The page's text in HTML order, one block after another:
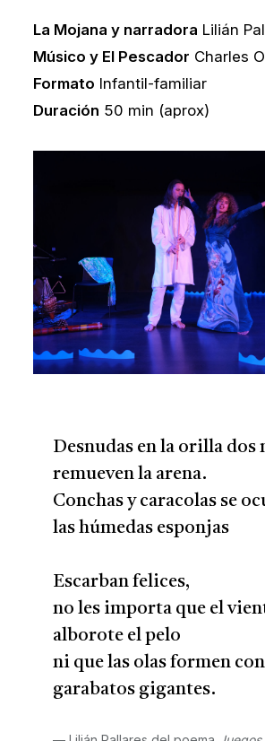
La Mojana y narradora Lilián
Músico y El Pescador Charles
Formato Infantil-familiar
Duración 50 min (aprox)
Desnudas en la orilla dos
remueven la arena.
Conchas y caracolas se
las húmedas esponjas
Escarban felices,
no les importa que el
alborote el pelo
ni que las olas formen
garabatos gigantes.